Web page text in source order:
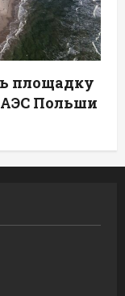
площадку
АЭС Польши